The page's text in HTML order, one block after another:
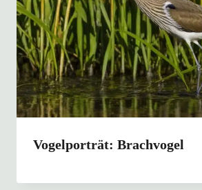
Vogelporträt: Brachvogel